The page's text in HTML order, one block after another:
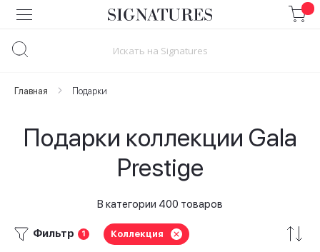
Skip
to
Главная Подарки
Подарки коллекции Gala
Prestige
В категории 400 товаров
Фильтр 1 Коллекция